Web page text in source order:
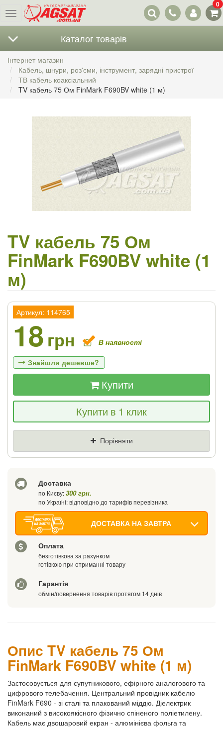
Меню
Наші
контакти
0
Каталог товарів
Інтернет магазин
Кабель, шнури, роз'єми, інструмент, зарядні пристрої
ТВ кабель коаксіальний
TV кабель 75 Ом FinMark F690BV white (1 м)
TV кабель 75 Ом
FinMark F690BV white (1
м)
Артикул: 114765
18 грн В наявності
Знайшли дешевше?
Якщо Ви знайдете товар дешевше - ми
знизимо ціну і подаруємо % від різниці
Купити
Купити в 1 клик
Порівняти
Доставка
по Києву:300 грн.
по Україні: відповідно до тарифів перевізника
ДОСТАВКА НА ЗАВТРА
Оплата
безготівкова за рахунком
готівкою при отриманні товару
Гарантія
обмін/повернення товарів протягом 14 днів
Опис TV кабель 75 Ом
FinMark F690BV white (1 м)
Застосовується для супутникового, ефірного аналогового та
цифрового телебачення. Центральний провідник кабелю
FinMark F690 - зі сталі та плакований міддю. Діелектрик
виконаний з високоякісного фізично спіненого поліетилену.
Кабель має двошаровий екран - алюмінієва фольга та